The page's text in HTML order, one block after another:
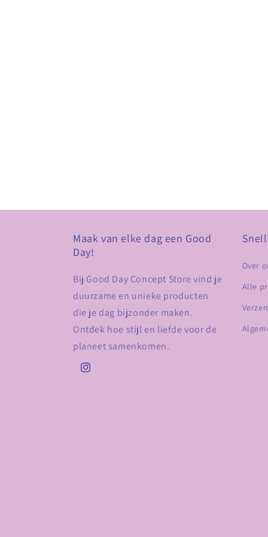
Maak van elke dag een Good
Day!
Bij Good Day Concept Store vind je
duurzame en unieke producten
die je dag bijzonder maken.
Ontdek hoe stijl en liefde voor de
planeet samenkomen.
Instagram
Over
Alle